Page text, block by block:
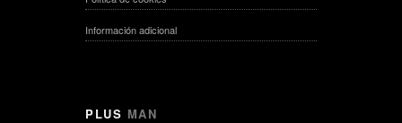
Información adicional
PLUS MAN